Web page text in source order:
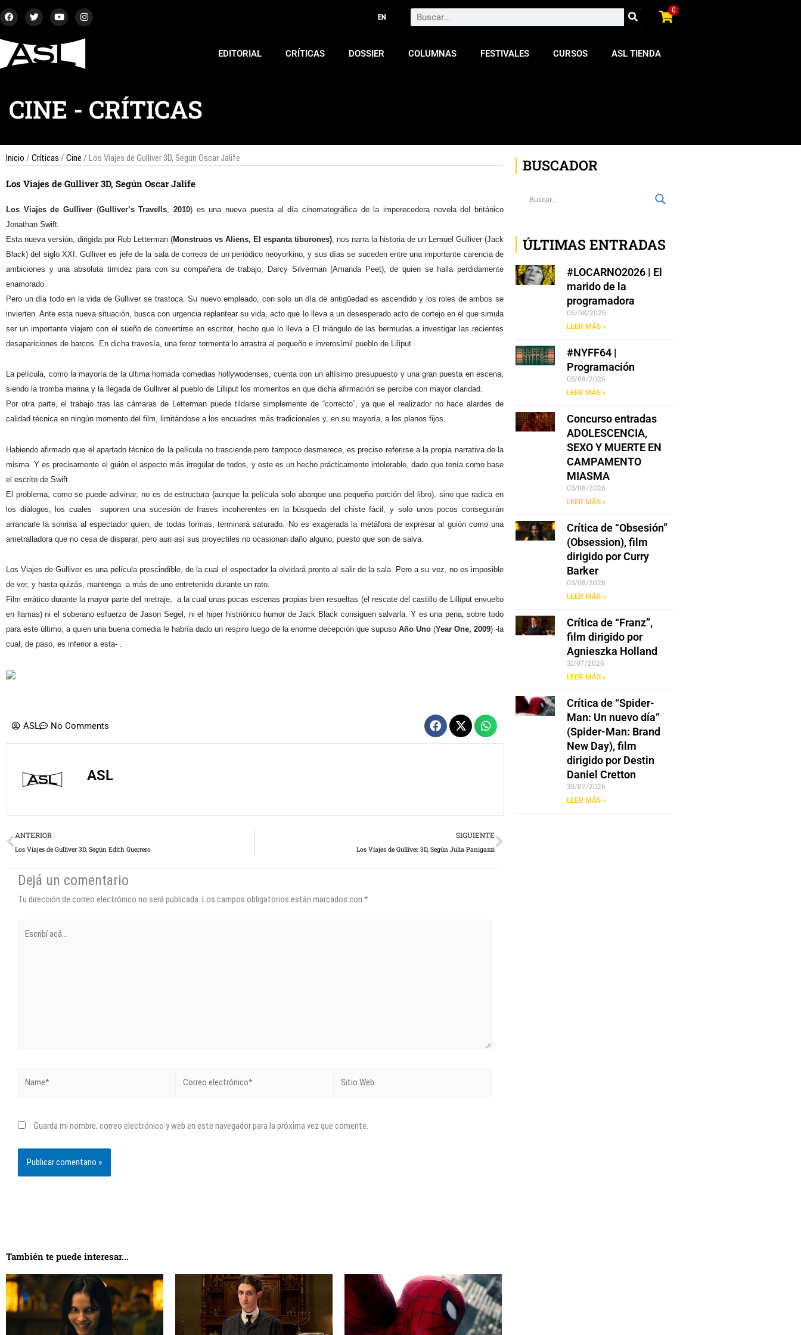
al
F
a
c
o
o
T
w
i
t
e
r
Y
o
u
u
I
n
s
t
Search 0
EDITORIAL CRÍTICAS DOSSIER COLUMNAS FESTIVALES CURSOS ASL TIENDA
CINE - CRÍTICAS
Inicio / Críticas / Cine / Los Viajes de Gulliver 3D, Según Oscar Jalife
Los Viajes de Gulliver 3D, Según Oscar Jalife
Los Viajes de Gulliver (Gulliver’s Travells,2010) es una nueva puesta al día cinematográfica de la imperecedera novela del británico
Jonathan Swift.
Esta nueva versión, dirigida por Rob Letterman (Monstruos vs Aliens, El espanta tiburones), nos narra la historia de un Lemuel Gulliver (Jack
Black) del siglo XXI. Gulliver es jefe de la sala de correos de un periódico neoyorkino, y sus días se suceden entre una importante carencia de
ambiciones y una absoluta timidez para con su compañera de trabajo, Darcy Silverman (Amanda Peet), de quien se halla perdidamente
enamorado.
Pero un día todo en la vida de Gulliver se trastoca. Su nuevo empleado, con solo un día de antigüedad es ascendido y los roles de ambos se
invierten. Ante esta nueva situación, busca con urgencia replantear su vida, acto que lo lleva a un desesperado acto de cortejo en el que simula
ser un importante viajero con el sueño de convertirse en escritor, hecho que lo lleva a El triángulo de las bermudas a investigar las recientes
desapariciones de barcos. En dicha travesía, una feroz tormenta lo arrastra al pequeño e inverosímil pueblo de Liliput.
La película, como la mayoría de la última hornada comedias hollywodenses, cuenta con un altísimo presupuesto y una gran puesta en escena,
siendo la tromba marina y la llegada de Gulliver al pueblo de Lilliput los momentos en que dicha afirmación se percibe con mayor claridad.
Por otra parte, el trabajo tras las cámaras de Letterman puede tildarse simplemente de “correcto”, ya que el realizador no hace alardes de
calidad técnica en ningún momento del film, limitándose a los encuadres más tradicionales y, en su mayoría, a los planos fijos.
Habiendo afirmado que el apartado técnico de la película no trasciende pero tampoco desmerece, es preciso referirse a la propia narrativa de la
misma. Y es precisamente el guión el aspecto más irregular de todos, y este es un hecho prácticamente intolerable, dado que tenía como base
el escrito de Swift.
El problema, como se puede adivinar, no es de estructura (aunque la película solo abarque una pequeña porción del libro), sino que radica en
los diálogos, los cuales suponen una sucesión de frases incoherentes en la búsqueda del chiste fácil, y solo unos pocos conseguirán
arrancarle la sonrisa al espectador quien, de todas formas, terminará saturado. No es exagerada la metáfora de expresar al guión como una
ametralladora que no cesa de disparar, pero aun así sus proyectiles no ocasionan daño alguno, puesto que son de salva.
Los Viajes de Gulliver es una película prescindible, de la cual el espectador la olvidará pronto al salir de la sala. Pero a su vez, no es imposible
de ver, y hasta quizás, mantenga a más de uno entretenido durante un rato.
Film errático durante la mayor parte del metraje, a la cual unas pocas escenas propias bien resueltas (el rescate del castillo de Lilliput envuelto
en llamas) ni el soberano esfuerzo de Jason Segel, ni el hiper histriónico humor de Jack Black consiguen salvarla. Y es una pena, sobre todo
para este último, a quien una buena comedia le habría dado un respiro luego de la enorme decepción que supuso Año Uno (Year One, 2009) -la
cual, de paso, es inferior a esta- .
ASL No Comments
ASL
Prev
ANTERIOR
Los Viajes de Gulliver 3D, Según Edith Guerrero
SIGUIENTE
Los Viajes de Gulliver 3D, Según Julia Panigazzi
Next
Dejá un comentario
Tu dirección de correo electrónico no será publicada. Los campos obligatorios están marcados con *
acá...
electrónico*
Web
Guarda mi nombre, correo electrónico y web en este navegador para la próxima vez que comente.
También te puede interesar...
BUSCADOR
ÚLTIMAS ENTRADAS
#LOCARNO2026 | El
marido de la
programadora
06/08/2026
LEER MÁS »
#NYFF64 |
Programación
05/08/2026
LEER MÁS »
Concurso entradas
ADOLESCENCIA,
SEXO Y MUERTE EN
CAMPAMENTO
MIASMA
03/08/2026
LEER MÁS »
Crítica de “Obsesión”
(Obsession), film
dirigido por Curry
Barker
03/08/2026
LEER MÁS »
Crítica de “Franz”,
film dirigido por
Agnieszka Holland
31/07/2026
LEER MÁS »
Crítica de “Spider-
Man: Un nuevo día”
(Spider-Man: Brand
New Day), film
dirigido por Destin
Daniel Cretton
30/07/2026
LEER MÁS »